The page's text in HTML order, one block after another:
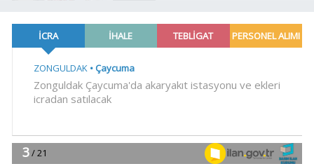
Federasyonu Şubesi açıldı
15:37DSP Genel Başkanı Aksakal: